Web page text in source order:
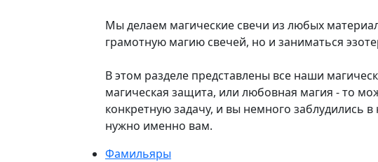
Мы делаем магические свечи из любых
грамотную магию свечей, но и заниматься
В этом разделе представлены все наши
магическая защита, или любовная магия - то
конкретную задачу, и вы немного
нужно именно вам.
Фамильяры